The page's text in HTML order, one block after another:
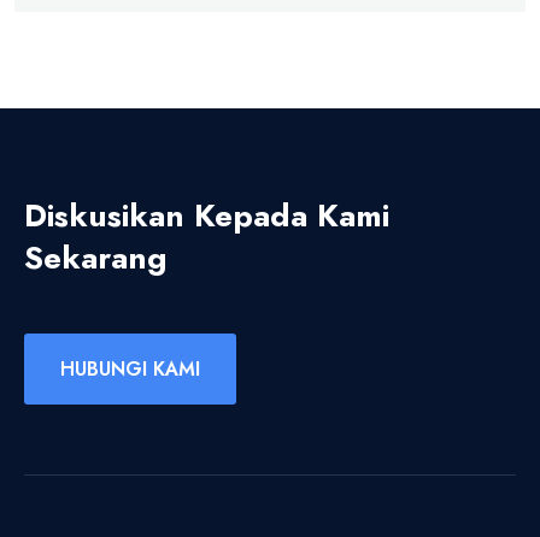
Diskusikan Kepada Kami
Sekarang
HUBUNGI KAMI